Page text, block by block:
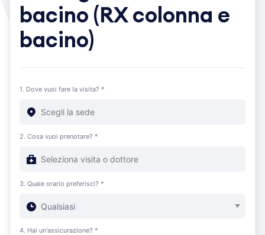
bacino (RX colonna e
bacino)
1. Dove vuoi fare la visita? *
2. Cosa vuoi prenotare? *
3. Quale orario preferisci? *
4. Hai un'assicurazione? *